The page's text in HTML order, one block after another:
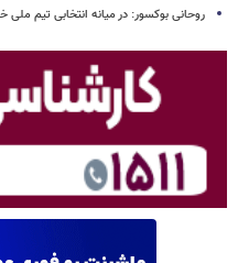
روحانی بوکسور: در میانه انتخابی تیم